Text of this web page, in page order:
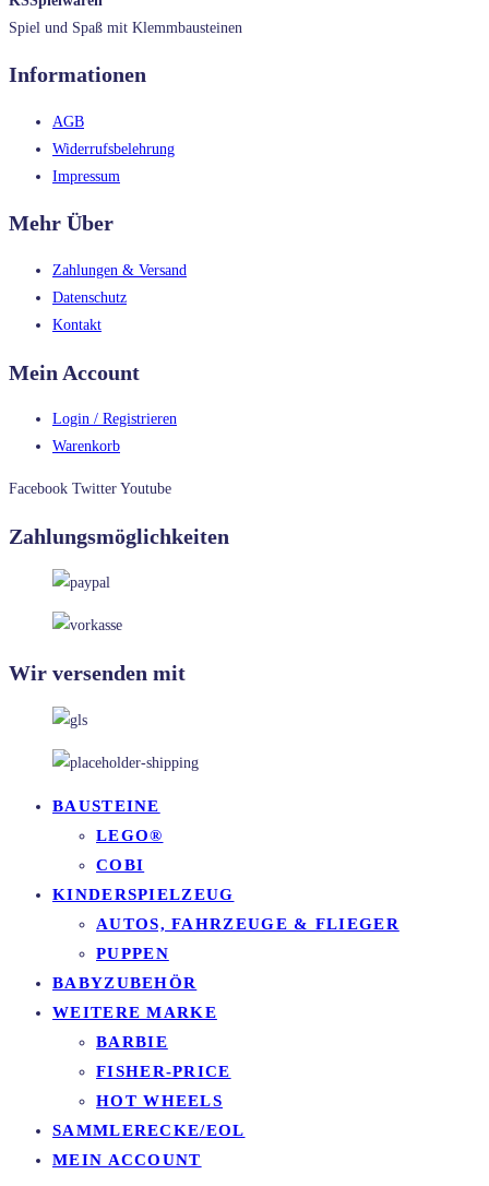
Spiel und Spaß mit Klemmbausteinen
Informationen
AGB
Widerrufsbelehrung
Impressum
Mehr Über
Zahlungen & Versand
Datenschutz
Kontakt
Mein Account
Login / Registrieren
Warenkorb
Facebook Twitter Youtube
Zahlungsmöglichkeiten
Wir versenden mit
BAUSTEINE
LEGO®
COBI
KINDERSPIELZEUG
AUTOS, FAHRZEUGE & FLIEGER
PUPPEN
BABYZUBEHÖR
WEITERE MARKE
BARBIE
FISHER-PRICE
HOT WHEELS
SAMMLERECKE/EOL
MEIN ACCOUNT